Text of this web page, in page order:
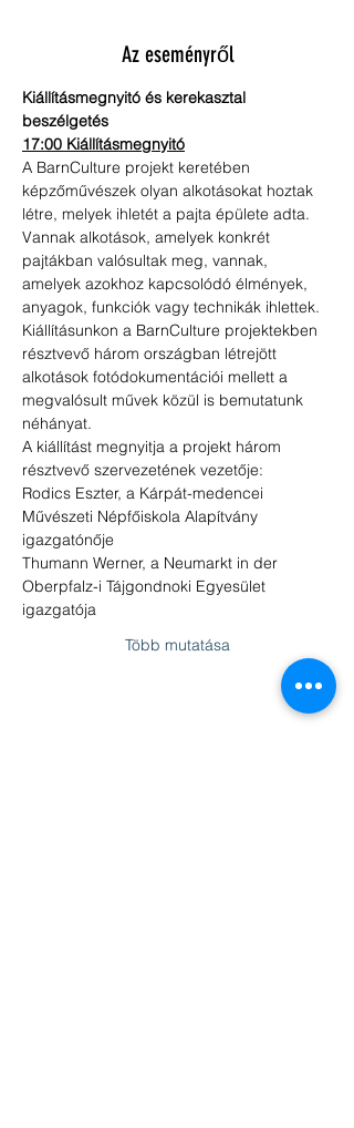
Az eseményről
Kiállításmegnyitó és kerekasztal
beszélgetés
17:00 Kiállításmegnyitó
A BarnCulture projekt keretében
képzőművészek olyan alkotásokat hoztak
létre, melyek ihletét a pajta épülete adta.
Vannak alkotások, amelyek konkrét
pajtákban valósultak meg, vannak,
amelyek azokhoz kapcsolódó élmények,
anyagok, funkciók vagy technikák ihlettek.
Kiállításunkon a BarnCulture projektekben
résztvevő három országban létrejött
alkotások fotódokumentációi mellett a
megvalósult művek közül is bemutatunk
néhányat.
A kiállítást megnyitja a projekt három
résztvevő szervezetének vezetője:
Rodics Eszter, a Kárpát-medencei
Művészeti Népfőiskola Alapítvány
igazgatónője
Thumann Werner, a Neumarkt in der
Oberpfalz-i Tájgondnoki Egyesület
igazgatója
Több mutatása